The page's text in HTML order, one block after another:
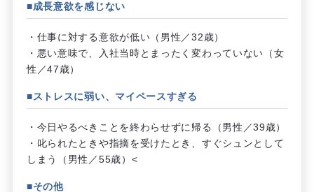
■成長意欲を感じない
・仕事に対する意欲が低い（男性／32歳）
・悪い意味で、入社当時とまったく変わっていない（女
性／47歳）
■ストレスに弱い、マイペースすぎる
・今日やるべきことを終わらせずに帰る（男性／39歳）
・叱られたときや指摘を受けたとき、すぐシュンとして
しまう（男性／55歳）<
■その他